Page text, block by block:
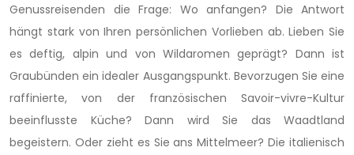
Genussreisenden die Frage: Wo anfangen? Die Antwort
hängt stark von Ihren persönlichen Vorlieben ab. Lieben Sie
es deftig, alpin und von Wildaromen geprägt? Dann ist
Graubünden ein idealer Ausgangspunkt. Bevorzugen Sie eine
raffinierte, von der französischen Savoir-vivre-Kultur
beeinflusste Küche? Dann wird Sie das Waadtland
begeistern. Oder zieht es Sie ans Mittelmeer? Die italienisch